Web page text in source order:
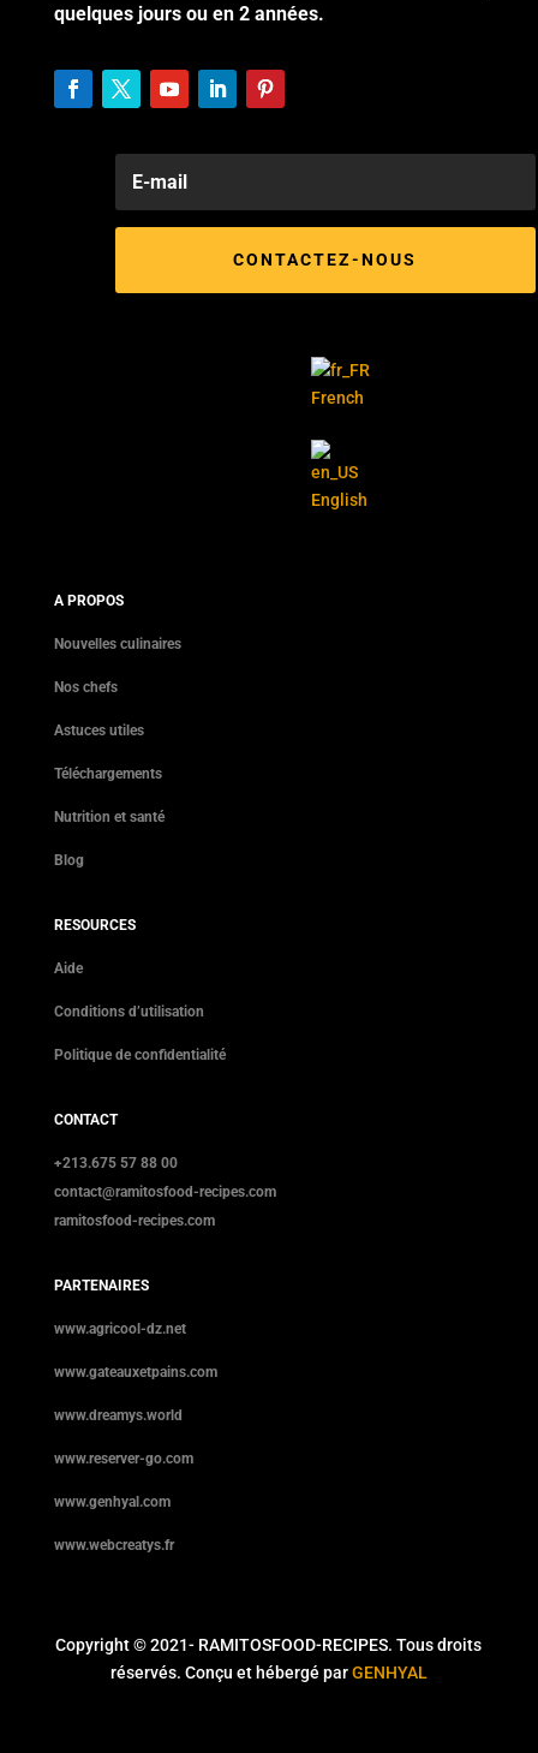
quelques jours ou en 2 années.
CONTACTEZ-NOUS
French
English
A PROPOS
Nouvelles culinaires
Nos chefs
Astuces utiles
Téléchargements
Nutrition et santé
Blog
RESOURCES
Aide
Conditions d’utilisation
Politique de confidentialité
CONTACT
+213.675 57 88 00
contact@ramitosfood-recipes.com
ramitosfood-recipes.com
PARTENAIRES
www.agricool-dz.net
www.gateauxetpains.com
www.dreamys.world
www.reserver-go.com
www.genhyal.com
www.webcreatys.fr
Copyright © 2021- RAMITOSFOOD-RECIPES. Tous droits
réservés. Conçu et hébergé parGENHYAL